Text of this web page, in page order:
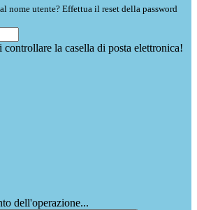
nome utente? Effettua il reset della password
la casella di posta elettronica!
dell'operazione...